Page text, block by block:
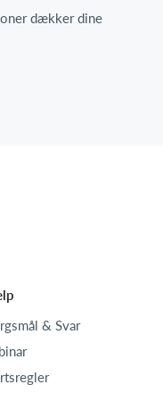
dækker dine
& Svar